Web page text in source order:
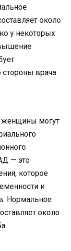
около
у некоторых
врача.
женщины могут
— это
которое
и
Нормальное
около